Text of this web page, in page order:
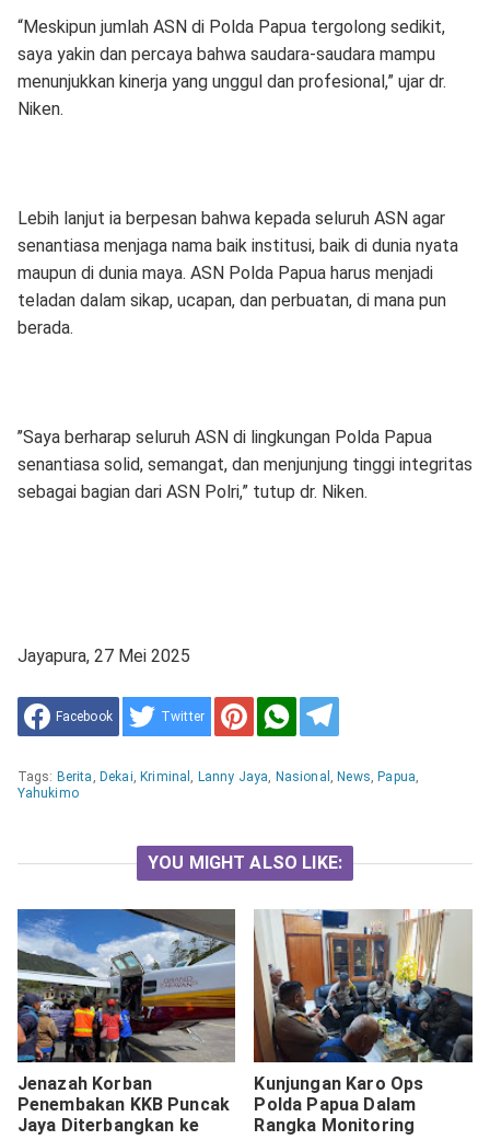
“Meskipun jumlah ASN di Polda Papua tergolong sedikit,
saya yakin dan percaya bahwa saudara-saudara mampu
menunjukkan kinerja yang unggul dan profesional,” ujar dr.
Niken.
Lebih lanjut ia berpesan bahwa kepada seluruh ASN agar
senantiasa menjaga nama baik institusi, baik di dunia nyata
maupun di dunia maya. ASN Polda Papua harus menjadi
teladan dalam sikap, ucapan, dan perbuatan, di mana pun
berada.
’’Saya berharap seluruh ASN di lingkungan Polda Papua
senantiasa solid, semangat, dan menjunjung tinggi integritas
sebagai bagian dari ASN Polri,” tutup dr. Niken.
Jayapura, 27 Mei 2025
Facebook Twitter
Tags: Berita , Dekai, Kriminal , Lanny Jaya, Nasional , News, Papua,
Yahukimo
YOU MIGHT ALSO LIKE:
Jenazah Korban
Penembakan KKB Puncak
Jaya Diterbangkan ke
Kunjungan Karo Ops
Polda Papua Dalam
Rangka Monitoring